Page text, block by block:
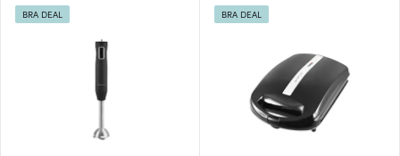
BRA DEAL BRA DEAL